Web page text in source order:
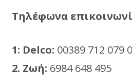
Τηλέφωνα
1: Delco: 00389 712 079
2. Ζωή: 6984 648 495